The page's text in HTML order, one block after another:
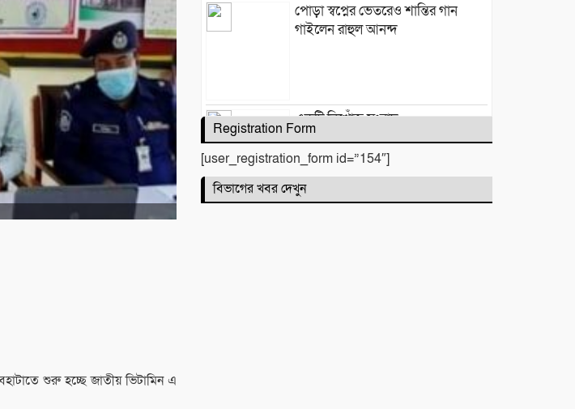
শুরু হচ্ছে জাতীয় ভিটামিন এ
পোড়া স্বপ্নের ভেতরেও শান্তির গান
গাইলেন রাহুল আনন্দ
একটি নিখোঁজ সংবাদ
Registration Form
[user_registration_form id=”154″]
বিভাগের খবর দেখুন